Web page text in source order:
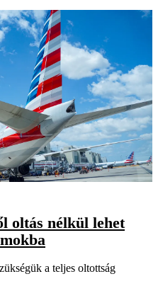
oltás nélkül lehet
a teljes oltottság